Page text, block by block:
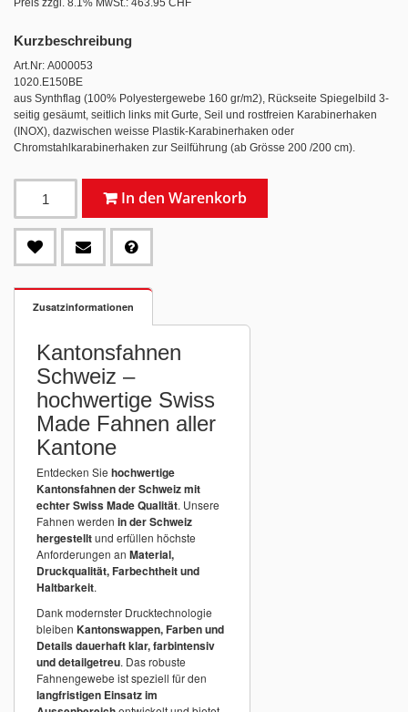
Preis zzgl. 8.1% MwSt.: 463.95 CHF
Kurzbeschreibung
Art.Nr: A000053
1020.E150BE
aus Synthflag (100% Polyestergewebe 160 gr/m2), Rückseite Spiegelbild 3-
seitig gesäumt, seitlich links mit Gurte, Seil und rostfreien Karabinerhaken
(INOX), dazwischen weisse Plastik-Karabinerhaken oder
Chromstahlkarabinerhaken zur Seilführung (ab Grösse 200 /200 cm).
In den Warenkorb
Zusatzinformationen
Kantonsfahnen
Schweiz –
hochwertige Swiss
Made Fahnen aller
Kantone
Entdecken Sie hochwertige
Kantonsfahnen der Schweiz mit
echter Swiss Made Qualität. Unsere
Fahnen werden in der Schweiz
hergestelltund erfüllen höchste
Anforderungen an Material,
Druckqualität, Farbechtheit und
Haltbarkeit.
Dank modernster Drucktechnologie
bleiben Kantonswappen, Farben und
Details dauerhaft klar, farbintensiv
und detailgetreu. Das robuste
Fahnengewebe ist speziell für den
langfristigen Einsatz im